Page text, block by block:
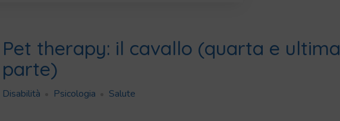
Pet therapy: il cavallo (quarta e ultima
parte)
Disabilità Psicologia Salute